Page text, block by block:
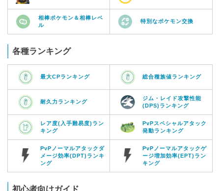
相棒ポケモン＆相棒レベ
ル
特別なポケモン交換
各種ランキング
最大CPランキング 総合種族値ランキング
耐久力ランキング
ジム・レイド攻撃性能
(DPS)ランキング
レア度(入手難易度)ラン
キング
PvPスペシャルアタック
発動ランキング
PvPノーマルアタックダ
メージ効率(DPT)ランキ
ング
PvPノーマルアタックゲ
ージ増加効率(EPT)ラン
キング